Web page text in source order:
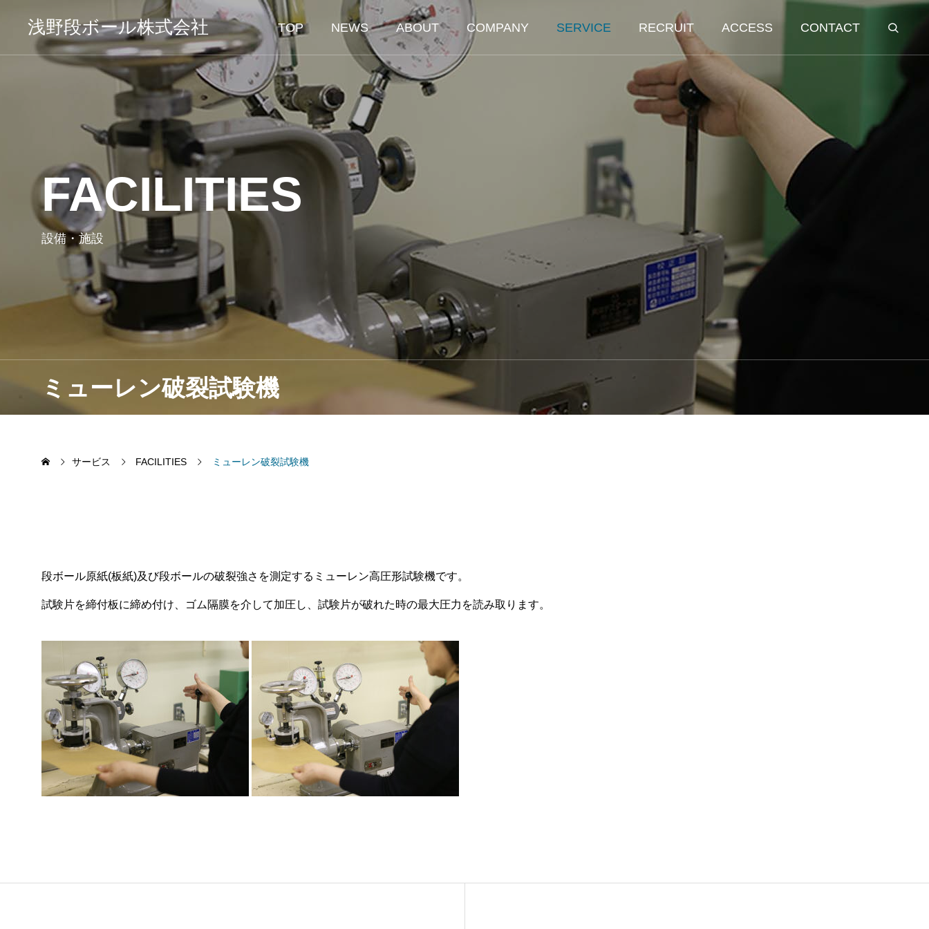
浅野段ボール株式会社 TOP NEWS ABOUT COMPANY SERVICE RECRUIT ACCESS CONTACT
ミューレン破裂試験機
FACILITIES
設備・施設
サービス FACILITIES ミューレン破裂試験機
段ボール原紙(板紙)及び段ボールの破裂強さを測定するミューレン高圧形試験機です。
試験片を締付板に締め付け、ゴム隔膜を介して加圧し、試験片が破れた時の最大圧力を読み取ります。